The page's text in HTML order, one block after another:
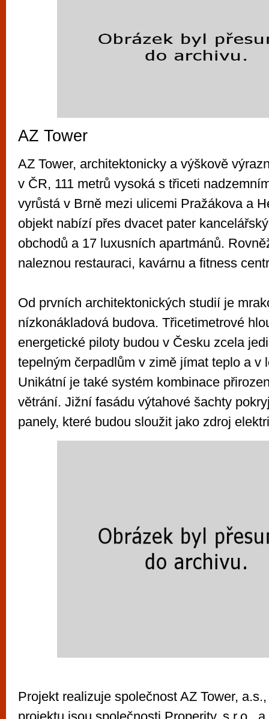
AZ Tower
AZ Tower, architektonicky a výškově
v ČR, 111 metrů vysoká s třiceti
vyrůstá v Brně mezi ulicemi Pražákova a
objekt nabízí přes dvacet pater
obchodů a 17 luxusních apartmánů.
naleznou restauraci, kavárnu a fitness
Od prvních architektonických studií je
nízkonákladová budova. Třicetimetrové
energetické piloty budou v Česku zcela
tepelným čerpadlům v zimě jímat teplo a v
Unikátní je také systém kombinace
větrání. Jižní fasádu výtahové šachty
panely, které budou sloužit jako zdroj
Projekt realizuje společnost AZ Tower,